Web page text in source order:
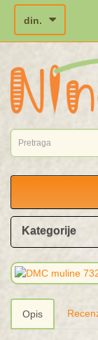
din.
Kategorije
Opis